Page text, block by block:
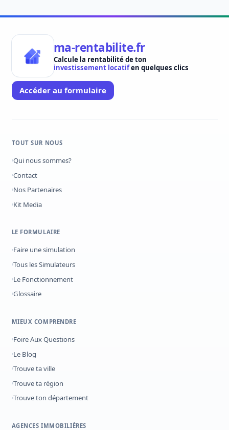
ma-rentabilite.fr
Calcule la rentabilité de ton
investissement locatifen quelques clics
Accéder au formulaire
TOUT SUR NOUS
Qui nous sommes?
Contact
Nos Partenaires
Kit Media
LE FORMULAIRE
Faire une simulation
Tous les Simulateurs
Le Fonctionnement
Glossaire
MIEUX COMPRENDRE
Foire Aux Questions
Le Blog
Trouve ta ville
Trouve ta région
Trouve ton département
AGENCES IMMOBILIÈRES